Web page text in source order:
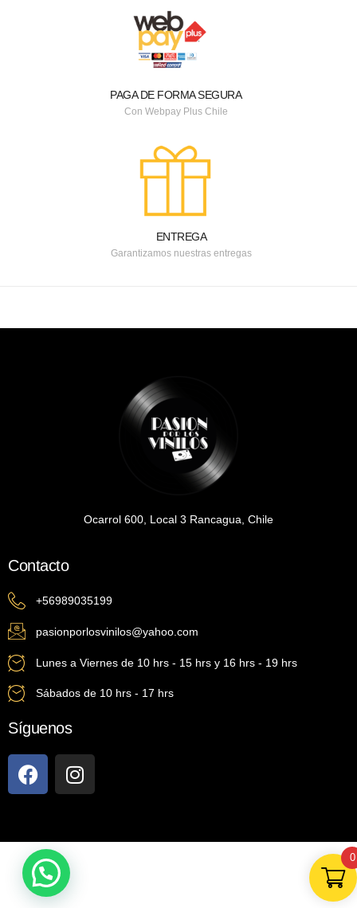
PAGA DE FORMA SEGURA
Con Webpay Plus Chile
ENTREGA
Garantizamos nuestras entregas
Ocarrol 600, Local 3 Rancagua, Chile
Contacto
+56989035199
pasionporlosvinilos@yahoo.com
Lunes a Viernes de 10 hrs - 15 hrs y 16 hrs - 19 hrs
Sábados de 10 hrs - 17 hrs
Síguenos
0